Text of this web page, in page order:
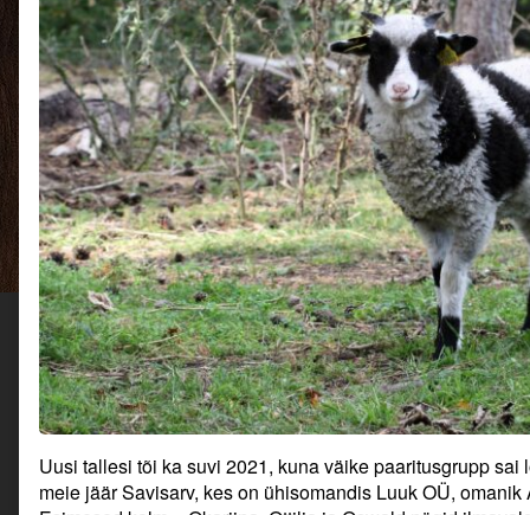
Uusi tallesi tõi ka suvi 2021, kuna väike paaritusgrupp
meie jäär Savisarv, kes on ühisomandis Luuk OÜ,